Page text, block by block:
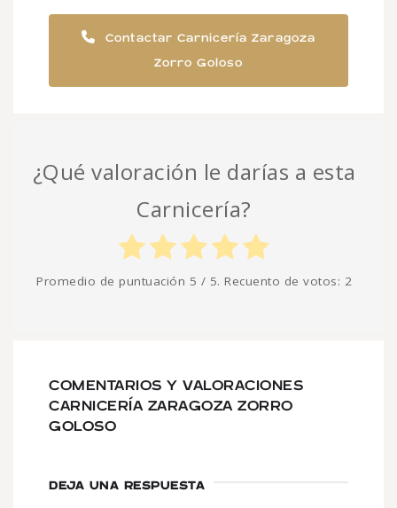
Contactar Carnicería Zaragoza
Zorro Goloso
¿Qué valoración le darías a esta
Carnicería?
Promedio de puntuación 5 / 5. Recuento de votos: 2
COMENTARIOS Y VALORACIONES
CARNICERÍA ZARAGOZA ZORRO
GOLOSO
DEJA UNA RESPUESTA